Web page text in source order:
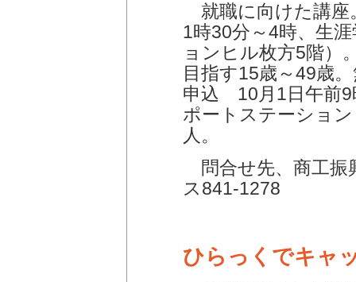
就職に向けた講
1時30分～4時、生
ョンヒル枚方5階）
目指す15歳～49歳
申込 10月1日午前9
ポートステーショ
人。
問合せ先、商工
ス841-1278
ひらっくでキャ